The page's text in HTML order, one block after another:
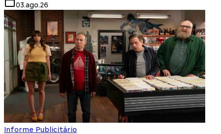
03.ago.26
Informe Publicitário